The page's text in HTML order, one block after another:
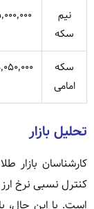
نیم
سکه
سکه
امامی
تحلیل بازار
کارشناسان بازار
کنترل نسبی نرخ
است. با این حال،